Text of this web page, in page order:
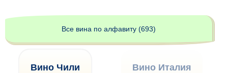
Все вина по алфавиту (693)
Вино Италия
Вино Чили